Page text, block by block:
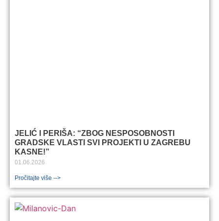
JELIĆ I PERIŠA: “ZBOG NESPOSOBNOSTI
GRADSKE VLASTI SVI PROJEKTI U ZAGREBU
KASNE!”
01.06.2026
Pročitajte više -->